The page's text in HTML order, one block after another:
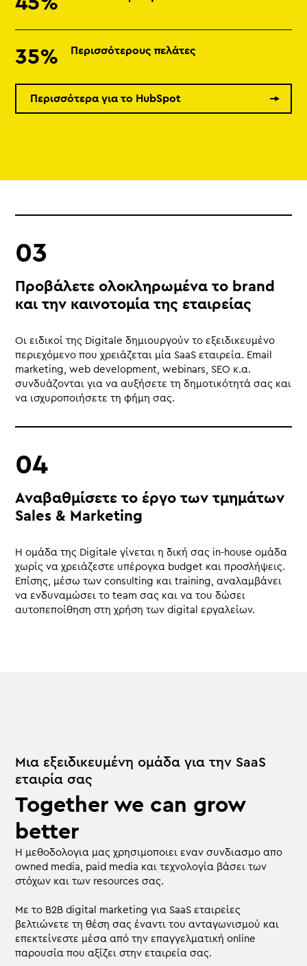
35% Περισσότερους πελάτες
Περισσότερα για το HubSpot
Προβάλετε ολοκληρωμένα το brand
και την καινοτομία της εταιρείας
Οι ειδικοί της Digitale δημιουργούν το εξειδικευμένο
περιεχόμενο που χρειάζεται μία SaaS εταιρεία. Email
marketing, web development, webinars, SEO κ.α.
συνδυάζονται για να αυξήσετε τη δημοτικότητά σας και
να ισχυροποιήσετε τη φήμη σας.
Αναβαθμίσετε το έργο των τμημάτων
Sales & Marketing
Η ομάδα της Digitale γίνεται η δική σας in-house ομάδα
χωρίς να χρειάζεστε υπέρογκα budget και προσλήψεις.
Επίσης, μέσω των consulting και training, αναλαμβάνει
να ενδυναμώσει το team σας και να του δώσει
αυτοπεποίθηση στη χρήση των digital εργαλείων.
Μια εξειδικευμένη ομάδα για την SaaS
εταιρία σας
Together we can grow
better
Η μεθοδολογια μας χρησιμοποιει εναν συνδιασμο απο
owned media, paid media και τεχνολογία βάσει των
στόχων και των resources σας.
Με το B2B digital marketing για SaaS εταιρείες
βελτιώνετε τη θέση σας έναντι του ανταγωνισμού και
επεκτείνεστε μέσα από την επαγγελματική online
παρουσία που αξίζει στην εταιρεία σας.